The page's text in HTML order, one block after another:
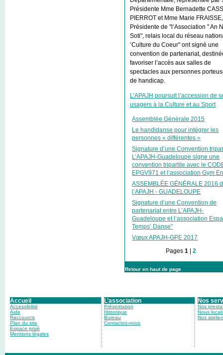
Présidente Mme Bernadette
PIERROT et Mme Marie FRAISSE,
Présidente de "l’Association " An
Soti", relais local du réseau
’Culture du Coeur" ont signé une
convention de partenariat,
favoriser l’accès aux salles de
spectacles aux personnes
de handicap.
L’APAJH poursuit l’accession de
usagers à la Culture et au Sport
Assemblée Générale 2015
Le handidanse pour intégrer les
personnes « différentes »
Signature d’une Convention
L’APAJH-Guadeloupe signe une
convention tripartite avec le
EPGV971 et l’association Gym
ASSEMBLÉE GÉNÉRALE 2016
l’APAJH - GUADELOUPE
Signature d’une Convention de
partenariat entre L’APAJH-
Guadeloupe et l’association
Temps’ Danse"
Vœux APAJH-GPE 2017
Pages 1 | 2
Retour en haut de page
Accueil
Accessibilité
Aide
Raccourcis
Plan du site
Espace privé
Mentions légales
L’association
Présentation
Historique
Bureau
Contactez-nous
Nos
Nos
Nous
Nos